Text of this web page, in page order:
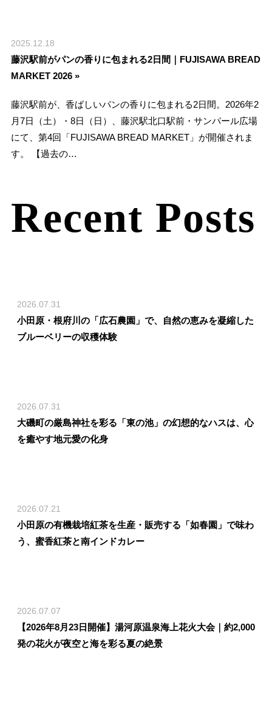
2025.12.18
藤沢駅前がパンの香りに包まれる2日間｜FUJISAWA BREAD
MARKET 2026 »
藤沢駅前が、香ばしいパンの香りに包まれる2日間。2026年2
月7日（土）・8日（日）、藤沢駅北口駅前・サンパール広場
にて、第4回「FUJISAWA BREAD MARKET」が開催されま
す。 【過去の…
Recent Posts
2026.07.31
小田原・根府川の「広石農園」で、自然の恵みを凝縮した
ブルーベリーの収穫体験
2026.07.31
大磯町の厳島神社を彩る「東の池」の幻想的なハスは、心
を癒やす地元愛の化身
2026.07.21
小田原の有機栽培紅茶を生産・販売する「如春園」で味わ
う、蜜香紅茶と南インドカレー
2026.07.07
【2026年8月23日開催】湯河原温泉海上花火大会｜約2,000
発の花火が夜空と海を彩る夏の絶景